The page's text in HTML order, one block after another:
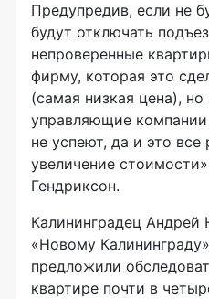
Предупредив, если не
будут отключать
непроверенные
фирму, которая это
(самая низкая цена), но
управляющие
не успеют, да и это все
увеличение
Гендриксон.
Калининградец
«Новому
предложили
квартире почти в